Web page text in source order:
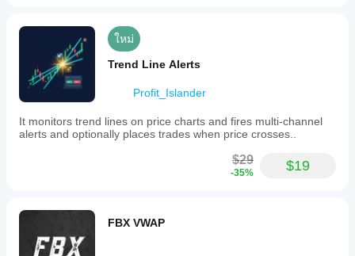
ใหม่
Trend Line Alerts
Profit_Islander
It monitors trend lines on price charts and fires multi-channel
alerts and optionally places trades when price crosses..
$29
-35% $19
FBX VWAP